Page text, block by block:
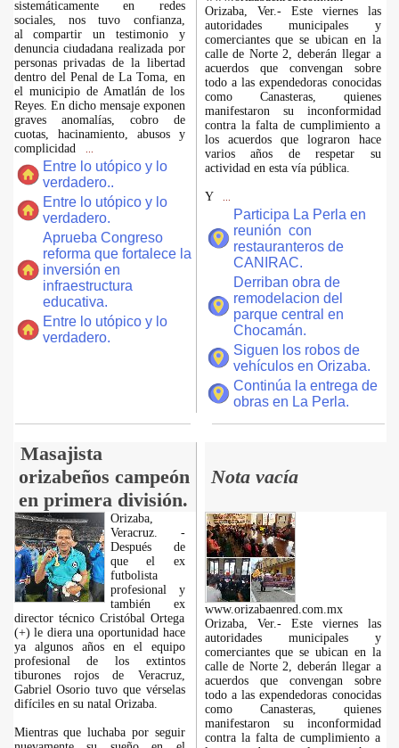
sistemáticamente en redes
sociales, nos tuvo confianza,
al compartir un testimonio y
denuncia ciudadana realizada por
personas privadas de la libertad
dentro del Penal de La Toma, en
el municipio de Amatlán de los
Reyes. En dicho mensaje exponen
graves anomalías, cobro de
cuotas, hacinamiento, abusos y
complicidad
Entre lo utópico y lo
verdadero..
Entre lo utópico y lo
verdadero.
Aprueba Congreso
reforma que fortalece la
inversión en
infraestructura
educativa.
Entre lo utópico y lo
verdadero.
Orizaba, Ver.- Este viernes las
autoridades municipales y
comerciantes que se ubican en la
calle de Norte 2, deberán llegar a
acuerdos que convengan sobre
todo a las expendedoras conocidas
como Canasteras, quienes
manifestaron su inconformidad
contra la falta de cumplimiento a
los acuerdos que lograron hace
varios años de respetar su
actividad en esta vía pública.
Y
Participa La Perla en
reunión con
restauranteros de
CANIRAC.
Derriban obra de
remodelacion del
parque central en
Chocamán.
Siguen los robos de
vehículos en Orizaba.
Continúa la entrega de
obras en La Perla.
Masajista
orizabeños campeón
en primera división.
Nota vacía
Orizaba,
Veracruz. -
Después de
que el ex
futbolista
profesional y
también ex
director técnico Cristóbal Ortega
(+) le diera una oportunidad hace
ya algunos años en el equipo
profesional de los extintos
tiburones rojos de Veracruz,
Gabriel Osorio tuvo que vérselas
difíciles en su natal Orizaba.
Mientras que luchaba por seguir
www.orizabaenred.com.mx
Orizaba, Ver.- Este viernes las
autoridades municipales y
comerciantes que se ubican en la
calle de Norte 2, deberán llegar a
acuerdos que convengan sobre
todo a las expendedoras conocidas
como Canasteras, quienes
manifestaron su inconformidad
contra la falta de cumplimiento a